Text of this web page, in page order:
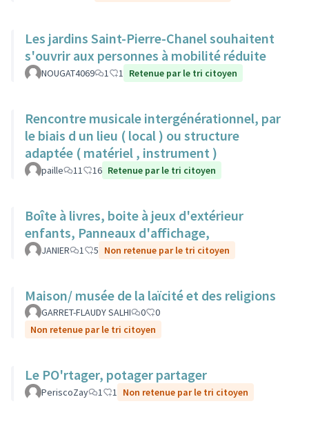
Les jardins Saint-Pierre-Chanel souhaitent
s'ouvrir aux personnes à mobilité réduite
NOUGAT4069 1 1 Retenue par le tri citoyen
Rencontre musicale intergénérationnel, par
le biais d un lieu ( local ) ou structure
adaptée ( matériel , instrument )
paille 11 16 Retenue par le tri citoyen
Boîte à livres, boite à jeux d'extérieur
enfants, Panneaux d'affichage,
JANIER 1 5 Non retenue par le tri citoyen
Maison/ musée de la laïcité et des religions
GARRET-FLAUDY SALHI 0
0
Non retenue par le tri citoyen
Le PO'rtager, potager partager
PeriscoZay 1 1 Non retenue par le tri citoyen